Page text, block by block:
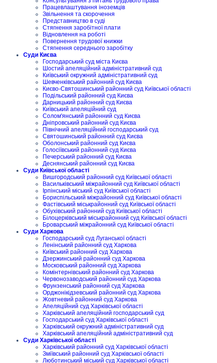
Працевлаштування іноземців
Звільнення та скорочення
Представництво в суді
Стягнення заробітної плати
Відновлення на роботі
Повернення трудової книжки
Стягнення середнього заробітку
Суди Києва
Господарський суд міста Києва
Шостий апеляційний адміністративний суд
Київський окружний адміністративний суд
Шевченківський районний суд Києва
Києво-Святошинський районний суд Київської області
Подільський районний суд Києва
Дарницький районний суд Києва
Київський апеляційний суд
Солом'янський районний суд Києва
Дніпровський районний суд Києва
Північний апеляційний господарський суд
Святошинський районний суд Києва
Оболонський районний суд Києва
Голосіївський районний суд Києва
Печерський районний суд Києва
Деснянський районний суд Києва
Суди Київської області
Вишгородський районний суд Київської області
Васильківський міжрайонний суд Київської області
Ірпінський міський суд Київської області
Бориспільський міжрайонний суд Київської області
Фастівський міськрайонний суд Київської області
Обухівський районний суд Київської області
Білоцерківський міськрайонний суд Київської області
Броварський міжрайонний суд Київської області
Суди Харкова
Господарський суд Луганської області
Ленінський районний суд Харкова
Київський районний суд Харкова
Дзержинський районний суд Харкова
Московський районний суд Харкова
Комінтернівський районний суд Харкова
Червонозаводський районний суд Харкова
Фрунзенський районний суд Харкова
Орджонікідзевський районний суд Харкова
Жовтневий районний суд Харкова
Апеляційний суд Харківської області
Харківський апеляційний господарський суд
Господарський суд Харківської області
Харківський окружний адміністративний суд
Харківський апеляційний адміністративний суд
Суди Харківської області
Харківський районний суд Харківської області
Зміївський районний суд Харківської області
Люботинський міський суд Харківської області